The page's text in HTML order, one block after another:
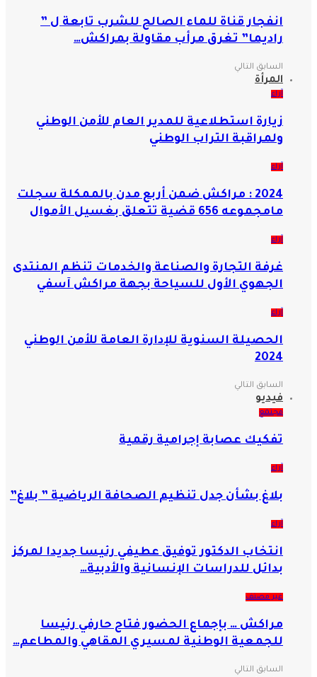
انفجار قناة للماء الصالح للشرب تابعة ل ”
راديما” تغرق مرأب مقاولة بمراكش…
السابق التالي
المرأة
آراء
زيارة استطلاعية للمدير العام للأمن الوطني
ولمراقبة التراب الوطني
آراء
2024 : مراكش ضمن أربع مدن بالممكلة سجلت
مامجموعه 656 قضية تتعلق بغسيل الأموال
آراء
غرفة التجارة والصناعة والخدمات تنظم المنتدى
الجهوي الأول للسياحة بجهة مراكش آسفي
آراء
الحصيلة السنوية للإدارة العامة للأمن الوطني
2024
السابق التالي
فيديو
مجتمع
تفكيك عصابة إجرامية رقمية
آراء
بلاغ بشأن جدل تنظيم الصحافة الرياضية ” بلاغ”
آراء
انتخاب الدكتور توفيق عطيفي رئيسا جديدا لمركز
بدائل للدراسات الإنسانية والأدبية…
غير مصنف
مراكش … بإجماع الحضور فتاح حارفي رئيسا
للجمعية الوطنية لمسيري المقاهي والمطاعم…
السابق التالي